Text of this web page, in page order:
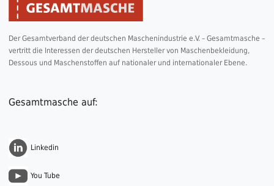
Der Gesamtverband der deutschen Maschenindustrie e.V. – Gesamtmasche –
vertritt die Interessen der deutschen Hersteller von Maschenbekleidung,
Dessous und Maschenstoffen auf nationaler und internationaler Ebene.
Gesamtmasche auf:
Linkedin
You Tube